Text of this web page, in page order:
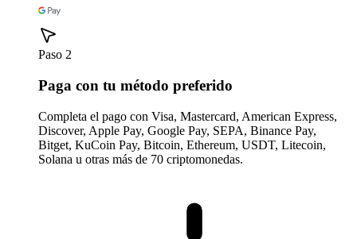
Paso 2
Paga con tu método preferido
Completa el pago con Visa, Mastercard, American Express,
Discover, Apple Pay, Google Pay, SEPA, Binance Pay,
Bitget, KuCoin Pay, Bitcoin, Ethereum, USDT, Litecoin,
Solana u otras más de 70 criptomonedas.